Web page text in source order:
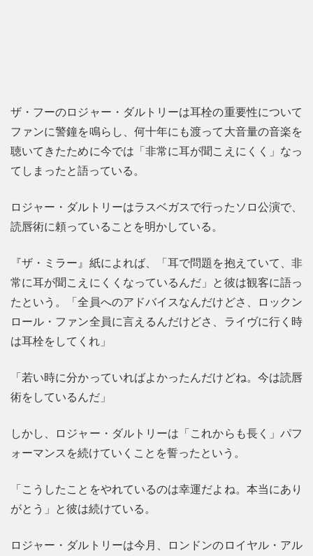
ザ・フーのロジャー・ダルトリーは耳栓の重要性について
ファンに警鐘を鳴らし、何十年にも渡って大音量の音楽を
聴いてきたために今では「非常に耳が聞こえにくく」なっ
てしまったと語っている。
ロジャー・ダルトリーはラスベガスで行ったソロ公演で、
読唇術に頼っていることを明かしている。
『ザ・ミラー』紙によれば、「耳で問題を抱えていて、非
常に耳が聞こえにくくなっているんだ」と彼は観客に語っ
たという。「全員へのアドバイスなんだけどさ、ロックン
ロール・ファン全員に言えるんだけどさ、ライヴに行く時
は耳栓をしてくれ」
「若い時に分かっていればよかったんだけどね。今は読唇
術をしているんだ」
しかし、ロジャー・ダルトリーは「これからも長く」パフ
ォーマンスを続けていくことを誓ったという。
「こうしたことをやれているのは幸運だよね。本当にあり
がとう」と彼は続けている。
ロジャー・ダルトリーは今月、ロンドンのロイヤル・アル